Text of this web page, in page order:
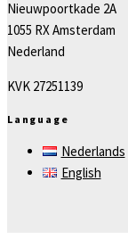
Nieuwpoortkade 2A
1055 RX Amsterdam
Nederland
KVK 27251139
Language
Nederlands
English